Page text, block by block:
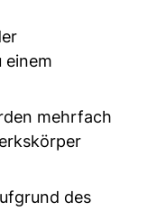
einem
mehrfach
des